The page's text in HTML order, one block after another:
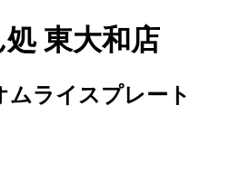
東大和店
ムライスプレート